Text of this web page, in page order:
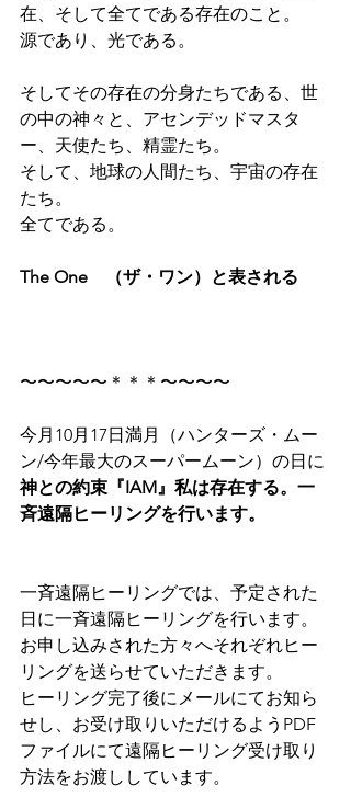
在、そして全てである存在のこと。
源であり、光である。
そしてその存在の分身たちである、世
の中の神々と、アセンデッドマスタ
ー、天使たち、精霊たち。
そして、地球の人間たち、宇宙の存在
たち。
全てである。
The One　（ザ・ワン）と表される
〜〜〜〜〜＊＊＊〜〜〜〜
今月10月17日満月（ハンターズ・ムー
ン/今年最大のスーパームーン）の日に
神との約束『IAM』私は存在する。一
斉遠隔ヒーリングを行います。
一斉遠隔ヒーリングでは、予定された
日に一斉遠隔ヒーリングを行います。
お申し込みされた方々へそれぞれヒー
リングを送らせていただきます。
ヒーリング完了後にメールにてお知ら
せし、お受け取りいただけるようPDF
ファイルにて遠隔ヒーリング受け取り
方法をお渡ししています。